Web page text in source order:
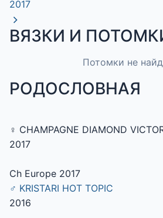
2017
ВЯЗКИ И
Потомки не
РОДОСЛОВНАЯ
♀ CHAMPAGNE DIAMOND
2017
Ch Europe 2017
♂ KRISTARI HOT TOPIC
2016